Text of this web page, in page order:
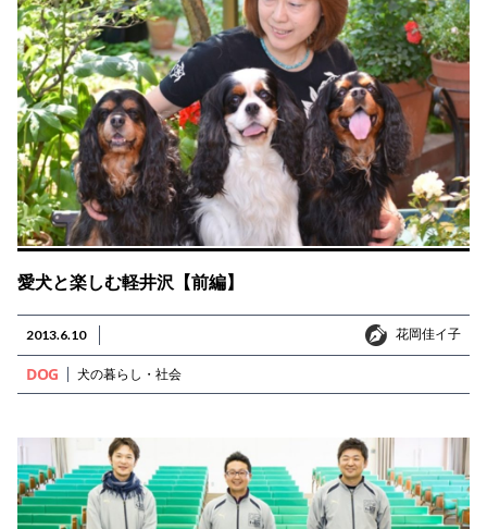
愛犬と楽しむ軽井沢【前編】
2013.6.10 花岡佳イ子
花岡佳イ子
DOG 犬の暮らし・社会